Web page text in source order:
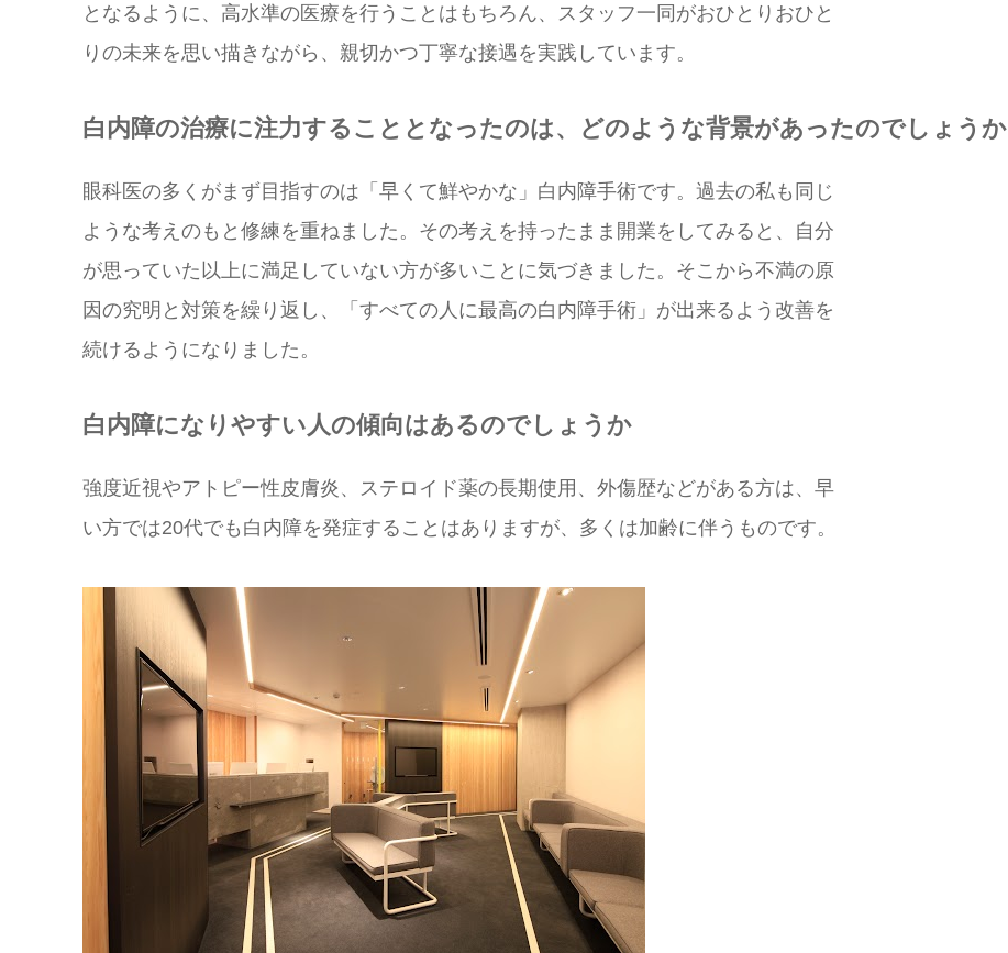
となるように、高水準の医療を行うことはもちろん、スタッフ一同がおひとりおひと
りの未来を思い描きながら、親切かつ丁寧な接遇を実践しています。
白内障の治療に注力することとなったのは、どのような背景があったのでしょうか
眼科医の多くがまず目指すのは「早くて鮮やかな」白内障手術です。過去の私も同じ
ような考えのもと修練を重ねました。その考えを持ったまま開業をしてみると、自分
が思っていた以上に満足していない方が多いことに気づきました。そこから不満の原
因の究明と対策を繰り返し、「すべての人に最高の白内障手術」が出来るよう改善を
続けるようになりました。
白内障になりやすい人の傾向はあるのでしょうか
強度近視やアトピー性皮膚炎、ステロイド薬の長期使用、外傷歴などがある方は、早
い方では20代でも白内障を発症することはありますが、多くは加齢に伴うものです。